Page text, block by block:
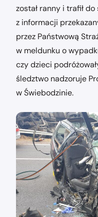
został ranny i trafił
z informacji
przez Państwową
w meldunku o
czy dzieci
śledztwo nadzoruje
w Świebodzinie.